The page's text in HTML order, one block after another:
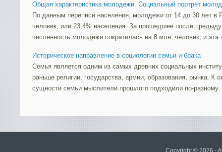
Общая характеристика молодежи. Социальный портрет
По данным переписи населения, молодежи от 14 до 30 лет в
человек, или 23,4% населения. За прошедшее после
численность молодежи сократилась на 8 млн. человек, и эта
Историческое направление в социологии семьи и брака
Семья является одним из самых древних социальных
раньше религии, государства, армии, образования, рынка. К
сущности семьи мыслители прошлого подходили по-
Copyright © 2026 -